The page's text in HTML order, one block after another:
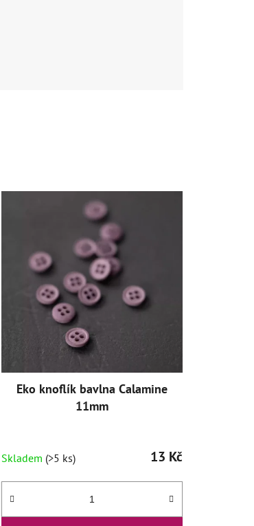
Eko knoflík bavlna Calamine
11mm
Skladem (>5 ks) 13 Kč